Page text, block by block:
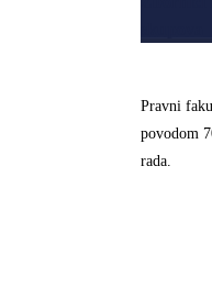
Pravni
povodom
rada.